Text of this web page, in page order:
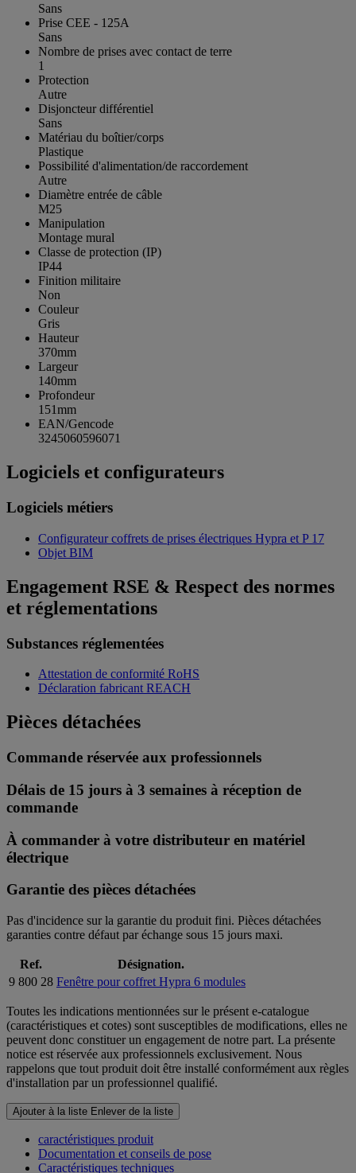
Sans
Prise CEE - 125A
Sans
Nombre de prises avec contact de terre
1
Protection
Autre
Disjoncteur différentiel
Sans
Matériau du boîtier/corps
Plastique
Possibilité d'alimentation/de raccordement
Autre
Diamètre entrée de câble
M25
Manipulation
Montage mural
Classe de protection (IP)
IP44
Finition militaire
Non
Couleur
Gris
Hauteur
370mm
Largeur
140mm
Profondeur
151mm
EAN/Gencode
3245060596071
Logiciels et configurateurs
Logiciels métiers
Configurateur coffrets de prises électriques Hypra et P 17
Objet BIM
Engagement RSE & Respect des normes
et réglementations
Substances réglementées
Attestation de conformité RoHS
Déclaration fabricant REACH
Pièces détachées
Commande réservée aux professionnels
Délais de 15 jours à 3 semaines à réception de
commande
À commander à votre distributeur en matériel
électrique
Garantie des pièces détachées
Pas d'incidence sur la garantie du produit fini. Pièces détachées
garanties contre défaut par échange sous 15 jours maxi.
Ref.
Désignation.
9 800 28 Fenêtre pour coffret Hypra 6 modules
Toutes les indications mentionnées sur le présent e-catalogue
(caractéristiques et cotes) sont susceptibles de modifications, elles ne
peuvent donc constituer un engagement de notre part. La présente
notice est réservée aux professionnels exclusivement. Nous
rappelons que tout produit doit être installé conformément aux règles
d'installation par un professionnel qualifié.
Ajouter à la liste Enlever de la liste
caractéristiques produit
Documentation et conseils de pose
Caractéristiques techniques